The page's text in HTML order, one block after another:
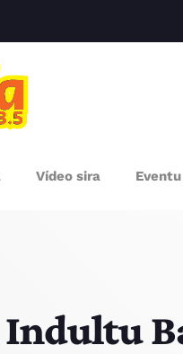
Vídeo sira
Indultu